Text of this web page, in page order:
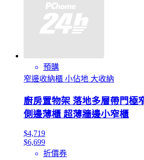
預購
窄邊收納櫃 小佔地 大收納
廚房置物架 落地多層帶門極
側邊薄櫃 超薄牆邊小窄櫃
$4,719
$6,699
折價券